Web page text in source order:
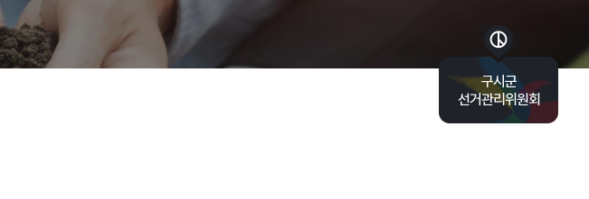
구시군
선거관리위원회
바로가기 목록 열기